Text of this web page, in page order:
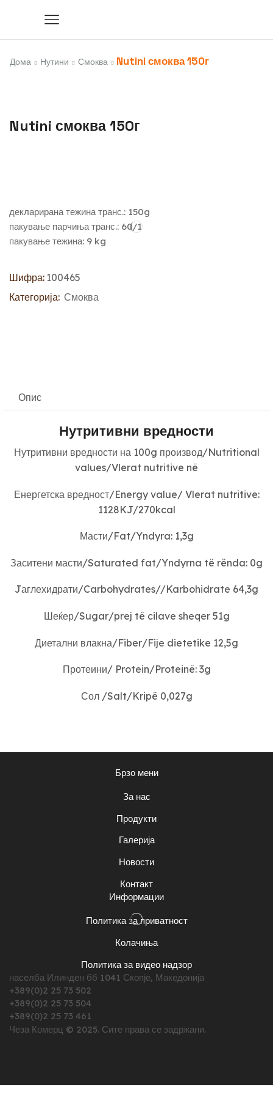
Дома Нутини Смоква Nutini смоква 150г
Nutini смоква 150г
декларирана тежина транс.: 150g
пакување парчиња транс.: 60/1
пакување тежина: 9 kg
Шифра: 100465
Категорија: Смоква
Опис
Нутритивни вредности
Нутритивни вредности на 100g производ/Nutritional
values/Vlerat nutritive në
Енергетска вредност/Energy value/ Vlerat nutritive:
1128KJ/270kcal
Масти/Fat/Yndyra: 1,3g
Заситени масти/Saturated fat/Yndyrna të rënda: 0g
Jаглехидрати/Carbohydrates//Karbohidrate 64,3g
Шеќер/Sugar/prej të cilave sheqer 51g
Диетални влакна/Fiber/Fije dietetike 12,5g
Протеини/ Protein/Proteinë: 3g
Сол /Salt/Kripë 0,027g
Брзо мени
За нас
Продукти
Галерија
Новости
Контакт
Информации
Политика за приватност
Колачиња
Политика за видео надзор
населба Илинден бб 1041 Скопје, Македонија
+389(0)2 25 73 502
+389(0)2 25 73 504
+389(0)2 25 73 461
Чеза Комерц © 2025. Сите права се задржани.